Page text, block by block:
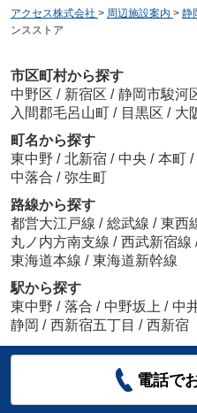
アクセス株式会社 > 周辺施設案内 > 静
ンスストア
市区町村から探す
中野区 / 新宿区 / 静岡市駿河
入間郡毛呂山町 / 目黒区 / 大
町名から探す
東中野 / 北新宿 / 中央 / 本町 /
中落合 / 弥生町
路線から探す
都営大江戸線 / 総武線 / 東西
丸ノ内方南支線 / 西武新宿線
東海道本線 / 東海道新幹線
駅から探す
東中野 / 落合 / 中野坂上 / 中
静岡 / 西新宿五丁目 / 西新宿
電話で